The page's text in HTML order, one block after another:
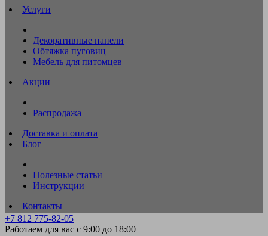
Услуги
Декоративные панели
Обтяжка пуговиц
Мебель для питомцев
Акции
Распродажа
Доставка и оплата
Блог
Полезные статьи
Инструкции
Контакты
+7 812 775-82-05
Работаем для вас с 9:00 до 18:00